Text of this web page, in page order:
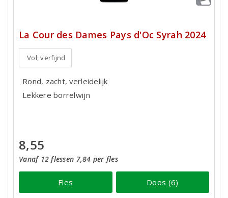
La Cour des Dames Pays d'Oc Syrah 2024
Vol, verfijnd
Rond, zacht, verleidelijk
Lekkere borrelwijn
8,55
Vanaf 12 flessen 7,84 per fles
Fles Doos (6)